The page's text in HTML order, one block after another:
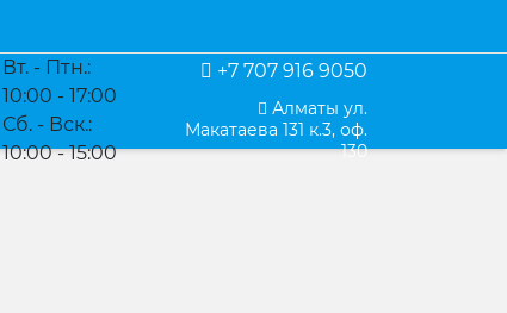
Контакты
Вт. - Птн.:
10:00 - 17:00
Сб. - Вск.:
10:00 - 15:00
+7 707 916 9050
Алматы ул.
Макатаева 131 к.3, оф.
130